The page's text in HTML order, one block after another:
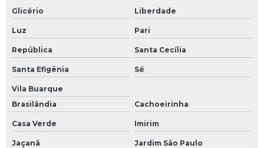
Reforma loja shopping
Reforma shopping center
Reforma shopping mall
Reformas comerciais
Reformas de salas comerciais
Reformas para lojas
Serviço de colocação de piso
Glicério Liberdade
Luz Pari
República Santa Cecília
Santa Efigênia Sé
Vila Buarque
Brasilândia
Cachoeirinha
Casa Verde Imirim
Jaçanã Jardim São Paulo